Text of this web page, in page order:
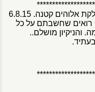
קטנה. 6.8.15
רואים שחשבתם על כל
והניקיון מושלם..